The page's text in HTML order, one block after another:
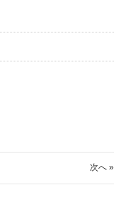
次へ »